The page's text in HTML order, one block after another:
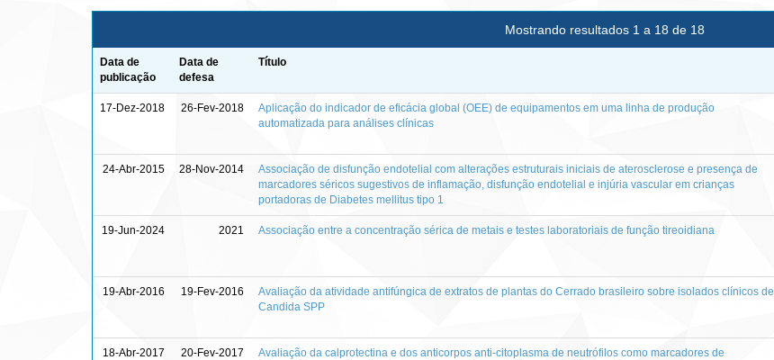
Mostrando resultados 1 a 18 de 18
Data de
publicação
Data de
defesa
Título
17-Dez-2018 26-Fev-2018
Aplicação do indicador de eficácia global (OEE) de equipamentos em uma linha de produção
automatizada para análises clínicas
24-Abr-2015 28-Nov-2014
Associação de disfunção endotelial com alterações estruturais iniciais de aterosclerose e presença de
marcadores séricos sugestivos de inflamação, disfunção endotelial e injúria vascular em crianças
portadoras de Diabetes mellitus tipo 1
19-Jun-2024 2021 Associação entre a concentração sérica de metais e testes laboratoriais de função tireoidiana
19-Abr-2016 19-Fev-2016
Avaliação da atividade antifúngica de extratos de plantas do Cerrado brasileiro sobre isolados clínicos de
Candida SPP
18-Abr-2017 20-Fev-2017
Avaliação da calprotectina e dos anticorpos anti-citoplasma de neutrófilos como marcadores de